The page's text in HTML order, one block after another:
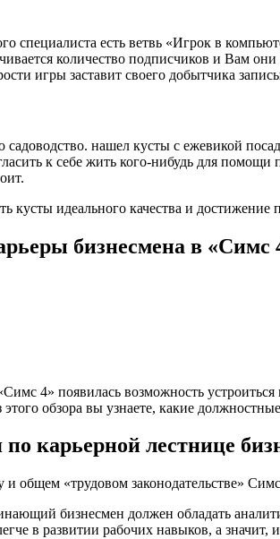
специалиста есть ветвь «Игрок в
количество подписчиков и Вам
игры заставит своего добытчика
нашел кусты с ежевикой
к себе жить кого-нибудь для
кусты идеального качества и достижение
бизнесмена в «Симс
4» появилась возможность
обзора вы узнаете, какие
карьерной лестнице
и общем «трудовом законодательстве»
бизнесмен должен обладать
в развитии рабочих навыков, а значит,